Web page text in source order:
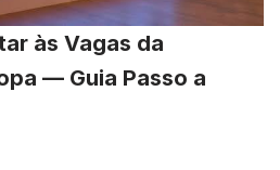
às Vagas da
— Guia Passo a